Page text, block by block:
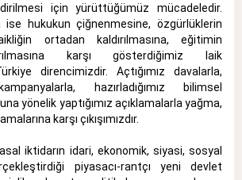
için yürüttüğümüz mücadeledir.
ise hukukun çiğnenmesine, özgürlüklerin
ortadan kaldırılmasına, eğitimin
karşı gösterdiğimiz laik
direncimizdir. Açtığımız davalarla,
hazırladığımız bilimsel
yönelik yaptığımız açıklamalarla yağma,
karşı çıkışımızdır.
iktidarın idari, ekonomik, siyasi, sosyal
piyasacı-rantçı yeni devlet